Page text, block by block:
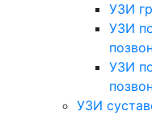
УЗИ
УЗИ
УЗИ
УЗИ